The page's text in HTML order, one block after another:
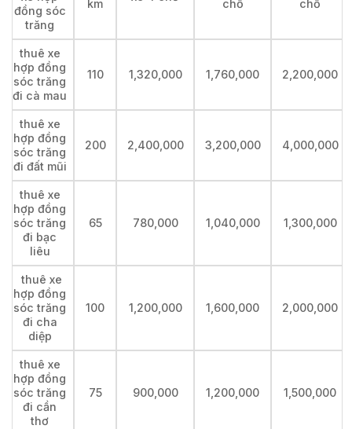
đồng sóc
trăng
km
chỗ
chỗ
thuê xe
hợp đồng
sóc trăng
đi cà mau
110 1,320,000 1,760,000 2,200,000
thuê xe
hợp đồng
sóc trăng
đi đất mũi
200 2,400,000 3,200,000 4,000,000
thuê xe
hợp đồng
sóc trăng
đi bạc
liêu
65 780,000 1,040,000 1,300,000
thuê xe
hợp đồng
sóc trăng
đi cha
diệp
100 1,200,000 1,600,000 2,000,000
thuê xe
hợp đồng
sóc trăng
đi cần
thơ
75 900,000 1,200,000 1,500,000